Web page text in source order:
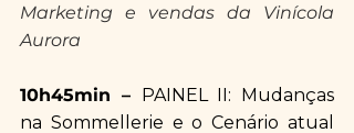
Marketing e vendas da Vinícola
Aurora
10h45min – PAINEL II: Mudanças
na Sommellerie e o Cenário atual